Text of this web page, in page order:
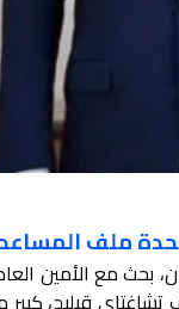
ملف
بحث مع الأمين
قيليج،